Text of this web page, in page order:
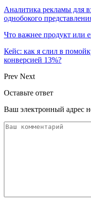
Аналитика рекламы для
однобокого
Что важнее продукт или
Кейс: как я слил в
конверсией 13%?
Prev Next
Оставьте ответ
Ваш электронный адрес